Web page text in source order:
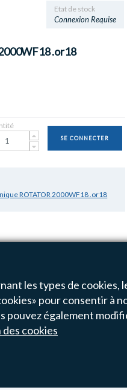
Etat de stock
Connexion Requise
.or18
SE CONNECTER
ROTATOR 2000WF18 .or18
les types de
pour consentir à
pouvez également
cookies